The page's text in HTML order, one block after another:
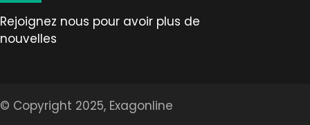
Rejoignez nous pour avoir plus de
nouvelles
© Copyright 2025, Exagonline